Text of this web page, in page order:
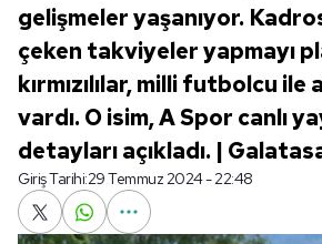
gelişmeler yaşanıyor.
çeken takviyeler yapmayı
kırmızılılar, milli futbolcu ile
vardı. O isim, A Spor canlı
detayları açıkladı. |
Giriş Tarihi:29 Temmuz 2024 - 22:48